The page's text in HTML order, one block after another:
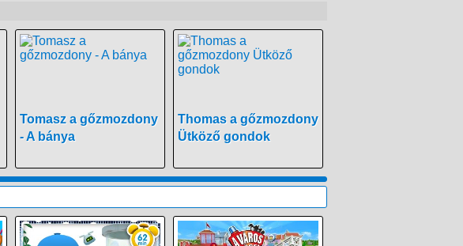
Tomasz a gőzmozdony
- A bánya
Thomas a gőzmozdony
Ütköző gondok